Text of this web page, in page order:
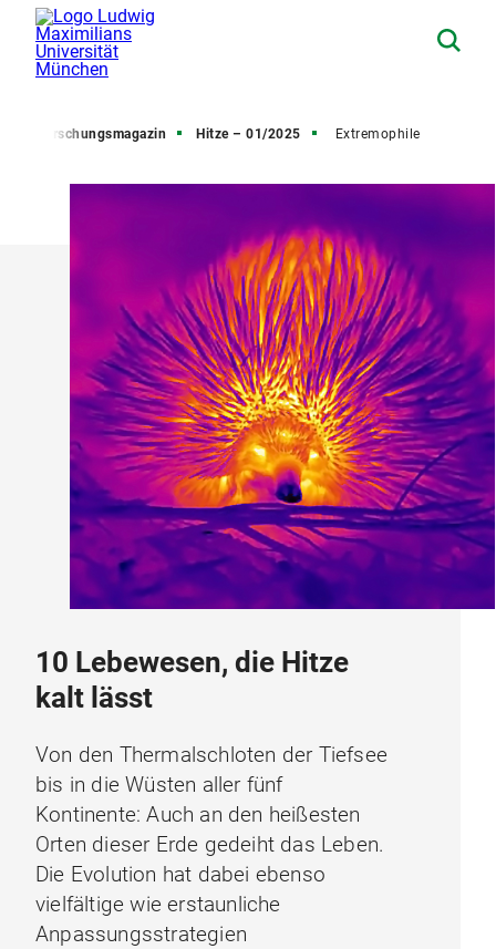
Forschungsmagazin Hitze – 01/2025 Extremophile
10 Lebewesen, die Hitze
kalt lässt
Von den Thermalschloten der Tiefsee
bis in die Wüsten aller fünf
Kontinente: Auch an den heißesten
Orten dieser Erde gedeiht das Leben.
Die Evolution hat dabei ebenso
vielfältige wie erstaunliche
Anpassungsstrategien